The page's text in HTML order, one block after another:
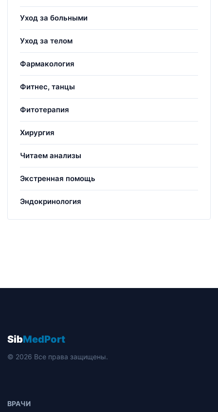
Уход за больными
Уход за телом
Фармакология
Фитнес, танцы
Фитотерапия
Хирургия
Читаем анализы
Экстренная помощь
Эндокринология
SibMedPort
© 2026 Все права защищены.
ВРАЧИ